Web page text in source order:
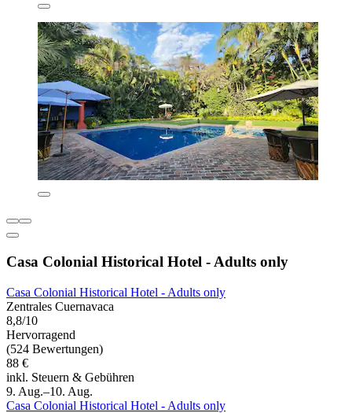
Casa Colonial Historical Hotel - Adults only
Casa Colonial Historical Hotel - Adults only
Zentrales Cuernavaca
8,8/10
Hervorragend
(524 Bewertungen)
88 €
inkl. Steuern & Gebühren
9. Aug.–10. Aug.
Casa Colonial Historical Hotel - Adults only